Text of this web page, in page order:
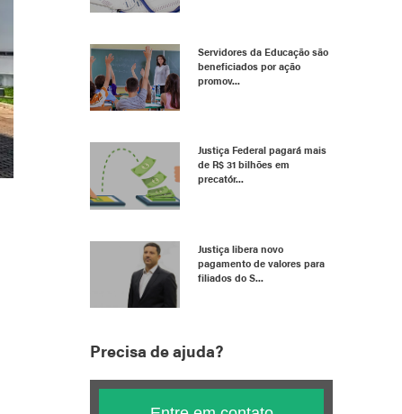
Servidores da Educação são
beneficiados por ação
promov...
Justiça Federal pagará mais
de R$ 31 bilhões em
precatór...
Justiça libera novo
pagamento de valores para
filiados do S...
Precisa de ajuda?